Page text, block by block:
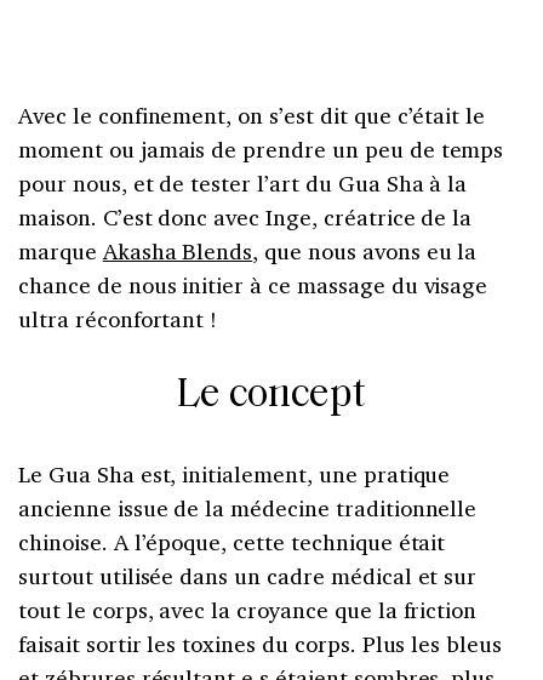
Avec le confinement, on s’est dit que c’était le
moment ou jamais de prendre un peu de temps
pour nous, et de tester l’art du Gua Sha à la
maison. C’est donc avec Inge, créatrice de la
marque Akasha Blends, que nous avons eu la
chance de nous initier à ce massage du visage
ultra réconfortant !
Le concept
Le Gua Sha est, initialement, une pratique
ancienne issue de la médecine traditionnelle
chinoise. A l’époque, cette technique était
surtout utilisée dans un cadre médical et sur
tout le corps, avec la croyance que la friction
faisait sortir les toxines du corps. Plus les bleus